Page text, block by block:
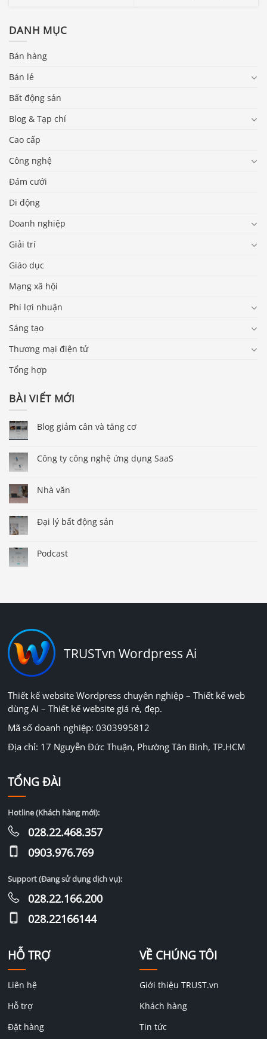
DANH MỤC
Bán hàng
Bán lẻ
Bất động sản
Blog & Tạp chí
Cao cấp
Công nghệ
Đám cưới
Di động
Doanh nghiệp
Giải trí
Giáo dục
Mạng xã hội
Phi lợi nhuận
Sáng tạo
Thương mại điện tử
Tổng hợp
BÀI VIẾT MỚI
Blog giảm cân và tăng cơ
Công ty công nghệ ứng dụng SaaS
Nhà văn
Đại lý bất động sản
Podcast
TRUSTvn Wordpress Ai
Thiết kế website Wordpress chuyên nghiệp – Thiết kế web
dùng Ai – Thiết kế website giá rẻ, đẹp.
Mã số doanh nghiệp: 0303995812
Địa chỉ: 17 Nguyễn Đức Thuận, Phường Tân Bình, TP.HCM
HỖ TRỢ
Liên hệ
Hỗ trợ
Đặt hàng
VỀ CHÚNG TÔI
Giới thiệu TRUST.vn
Khách hàng
Tin tức
TỔNG ĐÀI
Hotline (Khách hàng mới):
028.22.468.357
0903.976.769
Support (Đang sử dụng dịch vụ):
028.22.166.200
028.22166144